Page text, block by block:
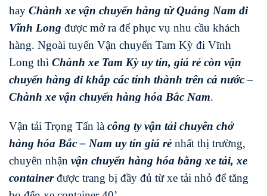
hay Chành xe vận chuyển hàng từ Quảng Nam đi
Vĩnh Long được mở ra để phục vụ nhu cầu khách
hàng. Ngoài tuyến Vận chuyển Tam Kỳ đi Vĩnh
Long thì Chành xe Tam Kỳ uy tín, giá rẻ còn vận
chuyển hàng đi khắp các tỉnh thành trên cả nước –
Chành xe vận chuyển hàng hóa Bắc Nam.
Vận tải Trọng Tấn là công ty vận tải chuyên chở
hàng hóa Bắc – Nam uy tín giá rẻ nhất thị trường,
chuyên nhận vận chuyển hàng hóa bằng xe tải, xe
containerđược trang bị đầy đủ từ xe tải nhỏ để tăng